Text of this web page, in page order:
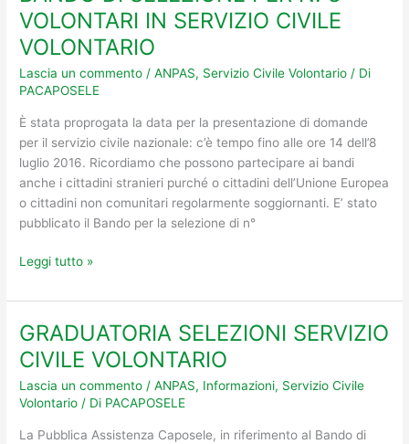
VOLONTARI IN SERVIZIO CIVILE
VOLONTARIO
Lascia un commento /ANPAS, Servizio Civile Volontario / Di
PACAPOSELE
È stata proprogata la data per la presentazione di domande
per il servizio civile nazionale: c’è tempo fino alle ore 14 dell’8
luglio 2016. Ricordiamo che possono partecipare ai bandi
anche i cittadini stranieri purché o cittadini dell’Unione Europea
o cittadini non comunitari regolarmente soggiornanti. E’ stato
pubblicato il Bando per la selezione di n°
DI
SELEZIONE
PER
N.
8
IN
SERVIZIO
CIVILE
VOLONTARIO
Leggi tutto »
GRADUATORIA SELEZIONI SERVIZIO
CIVILE VOLONTARIO
Lascia un commento /ANPAS, Informazioni, Servizio Civile
Volontario / Di PACAPOSELE
La Pubblica Assistenza Caposele, in riferimento al Bando di
GRADUATORIA
SELEZIONI
SERVIZIO
CIVILE
VOLONTARIO